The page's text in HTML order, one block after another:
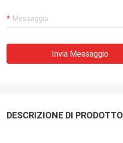
Invia Messaggio
DESCRIZIONE DI PRODOTTO